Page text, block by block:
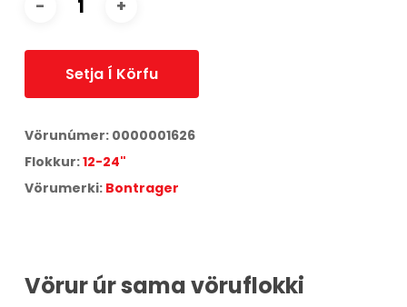
Setja Í Körfu
Vörunúmer: 0000001626
Flokkur:12-24"
Vörumerki: Bontrager
Vörur úr sama vöruflokki